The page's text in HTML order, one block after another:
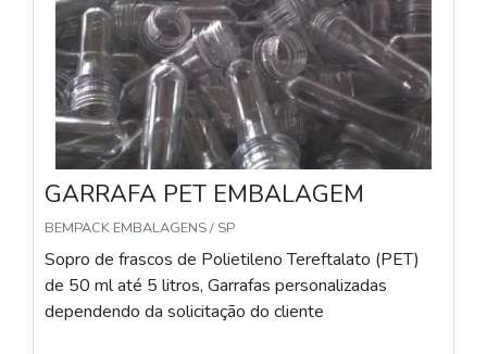
ponta a ponta. Saiba mais informações solicitando
um orçamento sem compromisso!
GARRAFA PET EMBALAGEM
BEMPACK EMBALAGENS / SP
Sopro de frascos de Polietileno Tereftalato (PET)
de 50 ml até 5 litros, Garrafas personalizadas
dependendo da solicitação do cliente